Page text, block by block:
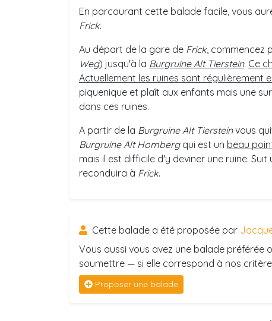
En parcourant cette balade facile, vous
Frick.
Au départ de la gare de Frick, commencez
Weg) jusqu'à la Burgruine Alt Tierstein. Ce
Actuellement les ruines sont régulièrement
piquenique et plaît aux enfants mais une
dans ces ruines.
A partir de la Burgruine Alt Tiersteinvous
Burgruine Alt Hombergqui est un beau
mais il est difficile d'y deviner une ruine. Suit
reconduira à Frick.
Cette balade a été proposée par
Vous aussi vous avez une balade préférée
soumettre — si elle correspond à nos
Proposer une balade